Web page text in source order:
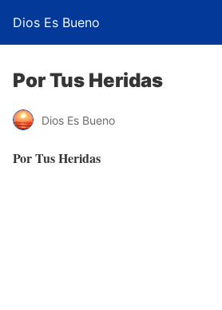
Dios Es Bueno
Por Tus Heridas
Dios Es Bueno
Por Tus Heridas